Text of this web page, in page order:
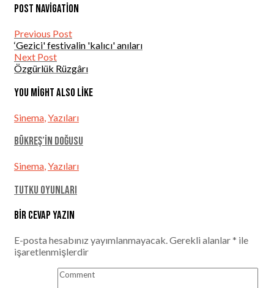
Post navigation
Previous Post
‘Gezici' festivalin 'kalıcı' anıları
Next Post
Özgürlük Rüzgârı
You might also like
Sinema Yazıları
Bükreş’in Doğusu
Sinema,Yazıları
Tutku Oyunları
Bir cevap yazın
E-posta hesabınız yayımlanmayacak.Gerekli alanlar* ile
işaretlenmişlerdir